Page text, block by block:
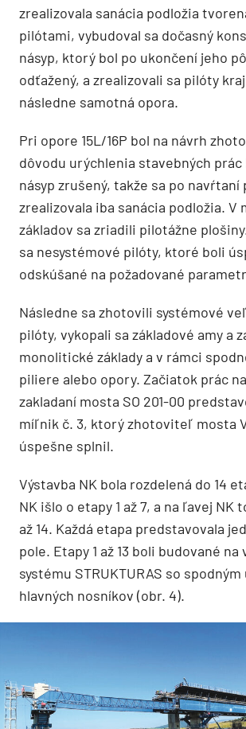
zrealizovala sanácia podložia
pilótami, vybudoval sa dočasný
násyp, ktorý bol po ukončení jeho
odťažený, a zrealizovali sa pilóty
následne samotná opora.
Pri opore 15L/16P bol na návrh
dôvodu urýchlenia stavebných
násyp zrušený, takže sa po navŕtaní
zrealizovala iba sanácia podložia. V
základov sa zriadili pilotážne
sa nesystémové pilóty, ktoré boli
odskúšané na požadované
Následne sa zhotovili systémové
pilóty, vykopali sa základové amy a
monolitické základy a v rámci
piliere alebo opory. Začiatok prác
zakladaní mosta SO 201-00
míľnik č. 3, ktorý zhotoviteľ mosta
úspešne splnil.
Výstavba NK bola rozdelená do 14
NK išlo o etapy 1 až 7, a na ľavej NK
až 14. Každá etapa predstavovala
pole. Etapy 1 až 13 boli budované
systému STRUKTURAS so
hlavných nosníkov (obr. 4).